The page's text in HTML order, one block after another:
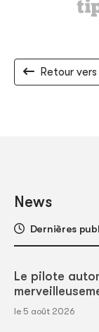
Retour vers
News
Dernières
Le pilote
le 5 août 2026